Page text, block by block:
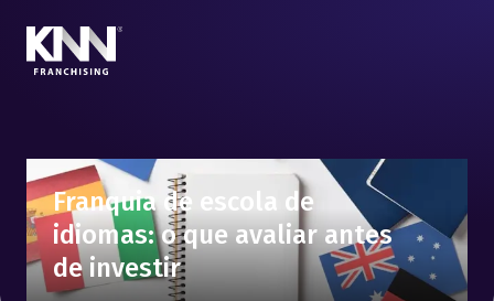
Franquia de escola de
idiomas: o que avaliar antes
de investir